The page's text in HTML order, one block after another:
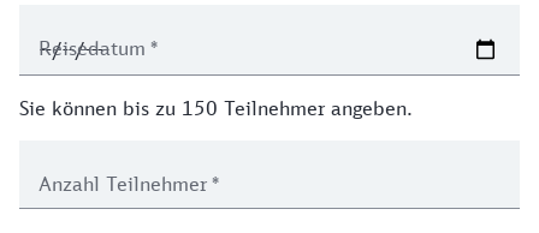
Reisedatum *
Sie können bis zu 150 Teilnehmer angeben.
Anzahl Teilnehmer *